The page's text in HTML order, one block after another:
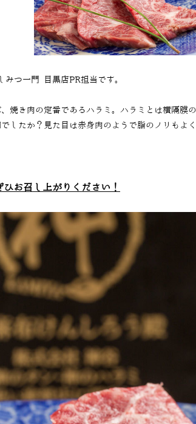
みつ一門 目黒店PR担当です。
焼き肉の定番であるハラミ。ハラミとは横隔膜
したか？見た目は赤身肉のようで脂のノリもよ
ひお召し上がりください！